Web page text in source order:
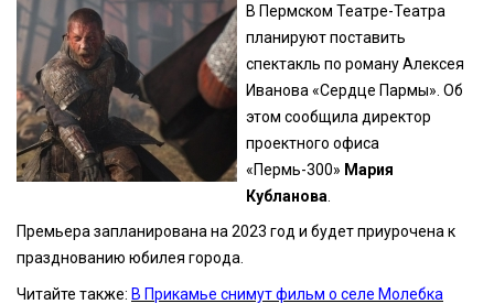
В Пермском Театре-Театра
планируют поставить
спектакль по роману Алексея
Иванова «Сердце Пармы». Об
этом сообщила директор
проектного офиса
«Пермь-300» Мария
Кубланова
Премьера запланирована на 2023 год и будет приурочена к
празднованию юбилея города.
Читайте также: В Прикамье снимут фильм о селе Молебка